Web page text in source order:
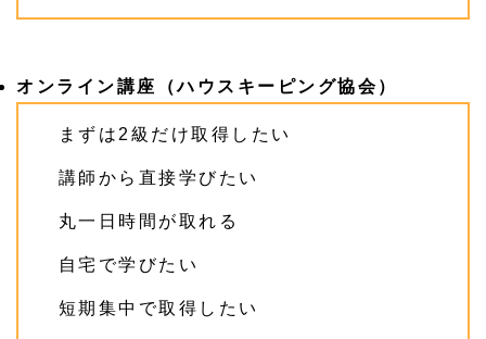
オンライン講座（ハウスキーピング協会）
まずは2級だけ取得したい
講師から直接学びたい
丸一日時間が取れる
自宅で学びたい
短期集中で取得したい